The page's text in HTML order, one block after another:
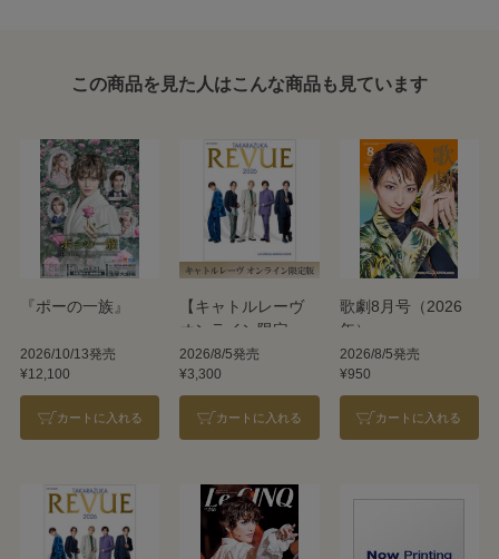
この商品を見た人はこんな商品も見ています
『ポーの一族』
2026/10/13発売
¥12,100
カートに入れる
【キャトルレーヴ
オンライン限定
版】TAKARAZUKA
REVUE 2026
2026/8/5発売
¥3,300
カートに入れる
歌劇8月号（2026
年）
2026/8/5発売
¥950
カートに入れる